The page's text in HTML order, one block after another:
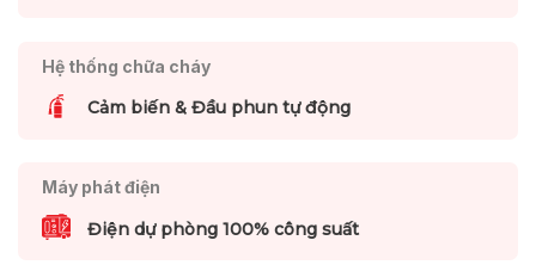
Hệ thống chữa cháy
Cảm biến & Đầu phun tự động
Máy phát điện
Điện dự phòng 100% công suất